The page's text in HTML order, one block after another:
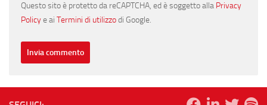
Questo sito è protetto da reCAPTCHA, ed è soggetto alla Privacy
Policye ai Termini di utilizzodi Google.